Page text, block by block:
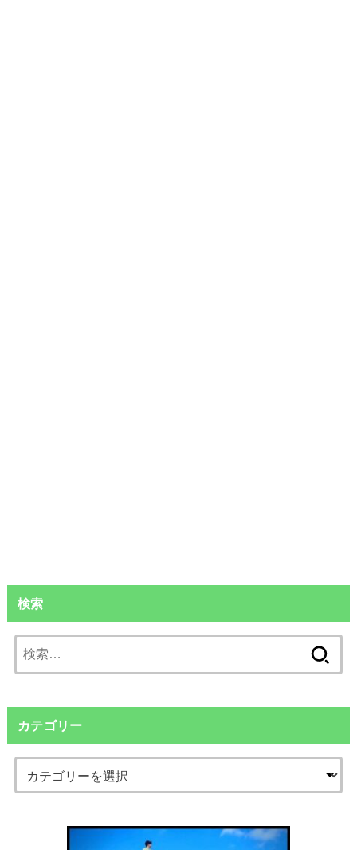
検索
索:
カテゴリー